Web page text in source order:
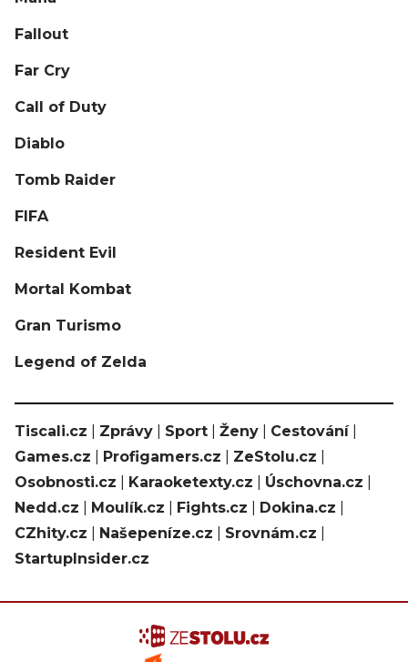
Fallout
Far Cry
Call of Duty
Diablo
Tomb Raider
FIFA
Resident Evil
Mortal Kombat
Gran Turismo
Legend of Zelda
Tiscali.cz Zprávy Sport Ženy Cestování|
Games.cz
Profigamers.cz ZeStolu.cz
Osobnosti.cz
Karaoketexty.cz Úschovna.cz
Nedd.cz
Moulík.cz Fights.cz Dokina.cz
CZhity.cz
Našepeníze.cz Srovnám.cz
StartupInsider.cz